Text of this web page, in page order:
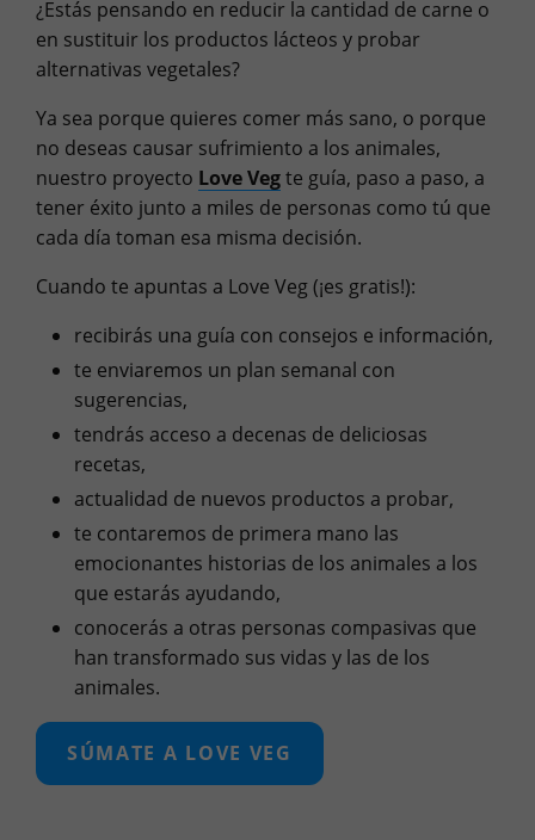
¿Estás pensando en reducir la cantidad de carne o
en sustituir los productos lácteos y probar
alternativas vegetales?
Ya sea porque quieres comer más sano, o porque
no deseas causar sufrimiento a los animales,
nuestro proyecto Love Vegte guía, paso a paso, a
tener éxito junto a miles de personas como tú que
cada día toman esa misma decisión.
Cuando te apuntas a Love Veg (¡es gratis!):
recibirás una guía con consejos e información,
te enviaremos un plan semanal con
sugerencias,
tendrás acceso a decenas de deliciosas
recetas,
actualidad de nuevos productos a probar,
te contaremos de primera mano las
emocionantes historias de los animales a los
que estarás ayudando,
conocerás a otras personas compasivas que
han transformado sus vidas y las de los
animales.
SÚMATE A LOVE VEG